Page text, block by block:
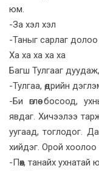
юм.
-За хэл хэл
-Таныг сарлаг долоо
Ха ха ха ха ха
Багш Тулгааг
-Тулгаа, өдрийн
-Би өглөө босоод,
явдаг. Хичээлээ
уугаад, тоглодог.
хийдэг. Орой хоолоо
-Пөөх, танайх ухнатай